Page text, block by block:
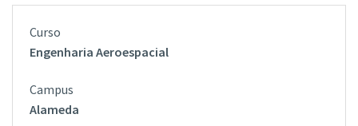
Curso
URL
Engenharia Aeroespacial
Alameda